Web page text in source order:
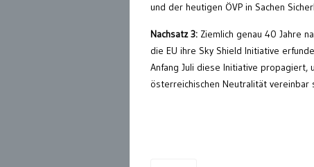
und der heutigen ÖVP in Sachen
Nachsatz 3: Ziemlich genau 40 Jahre
die EU ihre Sky Shield Initiative
Anfang Juli diese Initiative propagiert,
österreichischen Neutralität vereinbar